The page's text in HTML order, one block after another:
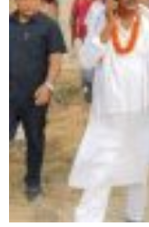
सिराहा-२ मा संजय
रक्तदान सेवामा